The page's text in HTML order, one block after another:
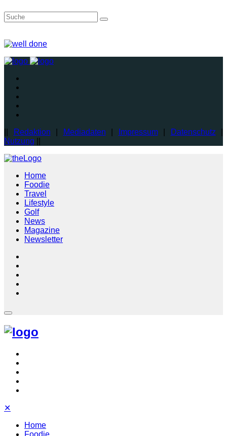
Redaktion Mediadaten Impressum| Datenschutz|
Nutzung
Home
Foodie
Travel
Lifestyle
Golf
News
Magazine
Newsletter
✕
Home